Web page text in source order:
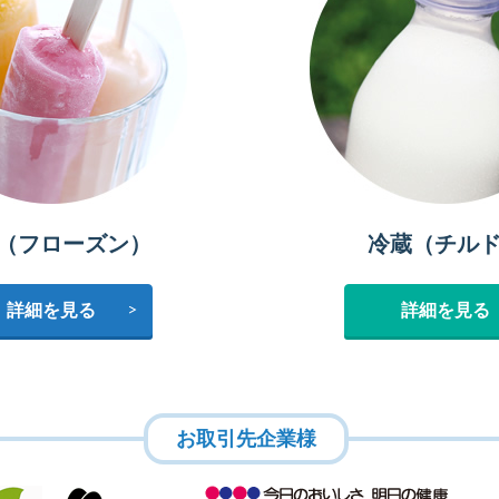
フローズン）
詳細を見る
冷蔵（チル
詳細を見る
お取引先企業様